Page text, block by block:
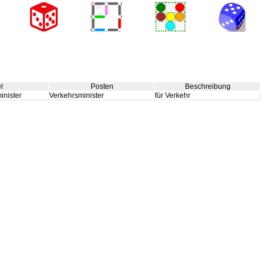
Posten
Beschreibung
Verkehrsminister für Verkehr